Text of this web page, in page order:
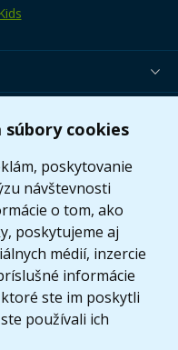
cookies
poskytovanie
návštevnosti
o tom, ako
poskytujeme aj
médií, inzercie
informácie
ste im poskytli
používali ich